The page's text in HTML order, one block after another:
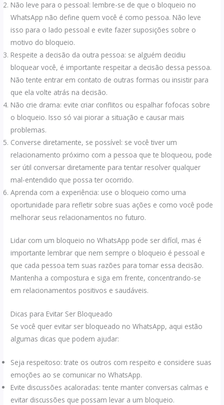
Não leve para o pessoal: lembre-se de que o bloqueio no
WhatsApp não define quem você é como pessoa. Não leve
isso para o lado pessoal e evite fazer suposições sobre o
motivo do bloqueio.
Respeite a decisão da outra pessoa: se alguém decidiu
bloquear você, é importante respeitar a decisão dessa pessoa.
Não tente entrar em contato de outras formas ou insistir para
que ela volte atrás na decisão.
Não crie drama: evite criar conflitos ou espalhar fofocas sobre
o bloqueio. Isso só vai piorar a situação e causar mais
problemas.
Converse diretamente, se possível: se você tiver um
relacionamento próximo com a pessoa que te bloqueou, pode
ser útil conversar diretamente para tentar resolver qualquer
mal-entendido que possa ter ocorrido.
Aprenda com a experiência: use o bloqueio como uma
oportunidade para refletir sobre suas ações e como você pode
melhorar seus relacionamentos no futuro.
Lidar com um bloqueio no WhatsApp pode ser difícil, mas é
importante lembrar que nem sempre o bloqueio é pessoal e
que cada pessoa tem suas razões para tomar essa decisão.
Mantenha a compostura e siga em frente, concentrando-se
em relacionamentos positivos e saudáveis.
Dicas para Evitar Ser Bloqueado
Se você quer evitar ser bloqueado no WhatsApp, aqui estão
algumas dicas que podem ajudar:
Seja respeitoso: trate os outros com respeito e considere suas
emoções ao se comunicar no WhatsApp.
Evite discussões acaloradas: tente manter conversas calmas e
evitar discussões que possam levar a um bloqueio.